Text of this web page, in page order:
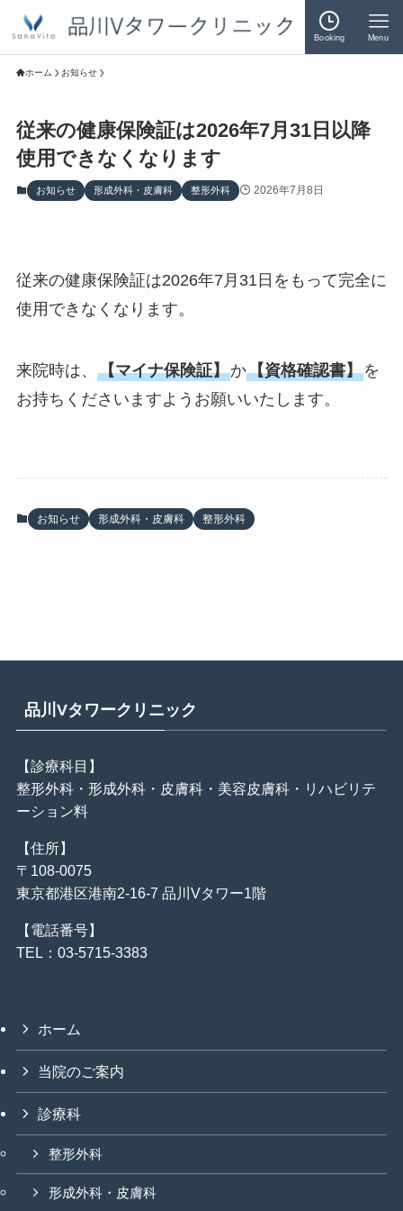
Booking Menu
ホーム お知らせ
従来の健康保険証は2026年7月31日以降
使用できなくなります
お知らせ 形成外科・皮膚科 整形外科 2026年7月8日
従来の健康保険証は2026年7月31日をもって完全に
使用できなくなります。
来院時は、 【マイナ保険証】か【資格確認書】を
お持ちくださいますようお願いいたします。
お知らせ 形成外科・皮膚科 整形外科
品川Vタワークリニック
【診療科目】
整形外科・形成外科・皮膚科・美容皮膚科・リハビリテ
ーション料
【住所】
〒108-0075
東京都港区港南2-16-7 品川Vタワー1階
【電話番号】
TEL：03-5715-3383
ホーム
当院のご案内
診療科
整形外科
形成外科・皮膚科